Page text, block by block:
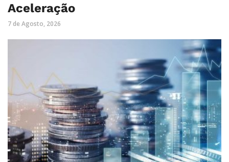
Aceleração
7 de Agosto, 2026